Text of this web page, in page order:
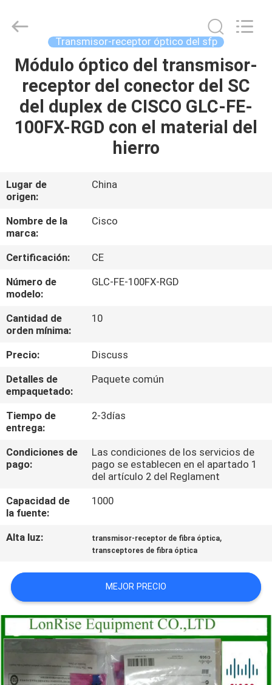
EN
CASA
PRODUCTOS
VÍDEOS
SOBRE
NOSOTROS
RECORRIDO
POR
LA
CONTROL
CALIDAD
PÓNGASE
CONTACTO
NOTICIAS
CASOS
DE
TRABAJO
SITEMAP
Equipment
Reserved.
Transmisor-receptor óptico del sfp
Módulo óptico del transmisor-
receptor del conector del SC
del duplex de CISCO GLC-FE-
100FX-RGD con el material del
hierro
Lugar de
origen:
China
Nombre de la
marca:
Cisco
Certificación:
CE
Número de
modelo:
GLC-FE-100FX-RGD
Cantidad de
orden mínima:
10
Precio:
Discuss
Detalles de
empaquetado:
Paquete común
Tiempo de
entrega:
2-3días
Condiciones de
pago:
Las condiciones de los servicios de
pago se establecen en el apartado 1
del artículo 2 del Reglament
Capacidad de
la fuente:
1000
Alta luz: transmisor-receptor de fibra óptica,
transceptores de fibra óptica
MEJOR PRECIO